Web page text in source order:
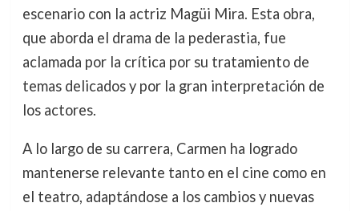
escenario con la actriz Magüi Mira. Esta obra,
que aborda el drama de la pederastia, fue
aclamada por la crítica por su tratamiento de
temas delicados y por la gran interpretación de
los actores.
A lo largo de su carrera, Carmen ha logrado
mantenerse relevante tanto en el cine como en
el teatro, adaptándose a los cambios y nuevas